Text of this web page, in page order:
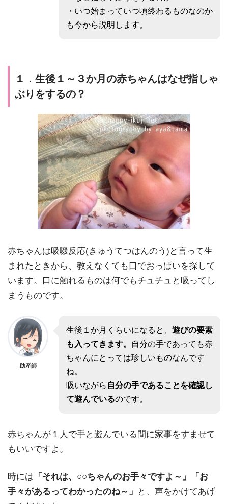
・いつ始まっていつ頃終わるものなのか
も今から説明します。
１．生後１～３か月の赤ちゃんはなぜ指しゃ
ぶりをするの？
赤ちゃんは吸啜反応(きゅうてつはんのう)と言って生
まれたときから、教えなくても口でおっぱいを探して
います。口に触れるものは何でもチュチュと吸ってし
まうものです。
助産師
生後１か月くらいになると、 遊びの要素
も入ってきます。
自分の手であっても赤
ちゃんにとっては珍しいものなんです
ね。
吸いながら 自分の手であることを確認し
て遊んでいるのです。
赤ちゃんが１人で手と遊んでいる間に家事をすませて
もいいですよ。
時には 「それは、○○ちゃんのお手々ですよ～」「お
手々があるってわかったのね～」
と、声をかけてあげ